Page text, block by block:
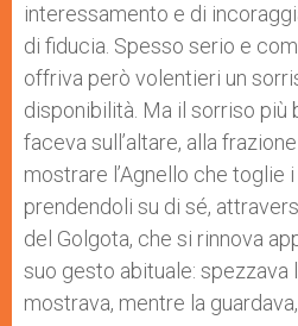
interessamento e di
di fiducia. Spesso serio e
offriva però volentieri un
disponibilità. Ma il sorriso più
faceva sull’altare, alla
mostrare l’Agnello che toglie
prendendoli su di sé,
del Golgota, che si rinnova
suo gesto abituale: spezzava
mostrava, mentre la